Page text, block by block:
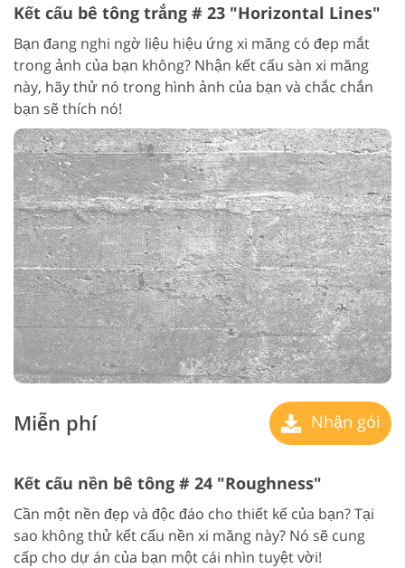
Kết cấu bê tông trắng # 23 "Horizontal Lines"
Bạn đang nghi ngờ liệu hiệu ứng xi măng có đẹp mắt
trong ảnh của bạn không? Nhận kết cấu sàn xi măng
này, hãy thử nó trong hình ảnh của bạn và chắc chắn
bạn sẽ thích nó!
Miễn phí Nhận gói
Kết cấu nền bê tông # 24 "Roughness"
Cần một nền đẹp và độc đáo cho thiết kế của bạn? Tại
sao không thử kết cấu nền xi măng này? Nó sẽ cung
cấp cho dự án của bạn một cái nhìn tuyệt vời!